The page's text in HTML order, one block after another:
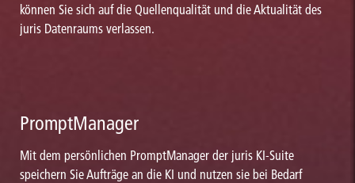
können Sie sich auf die Quellenqualität und die Aktualität des
juris Datenraums verlassen.
PromptManager
Mit dem persönlichen PromptManager der juris KI-Suite
speichern Sie Aufträge an die KI und nutzen sie bei Bedarf